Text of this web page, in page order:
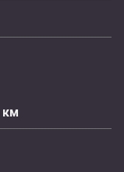
км